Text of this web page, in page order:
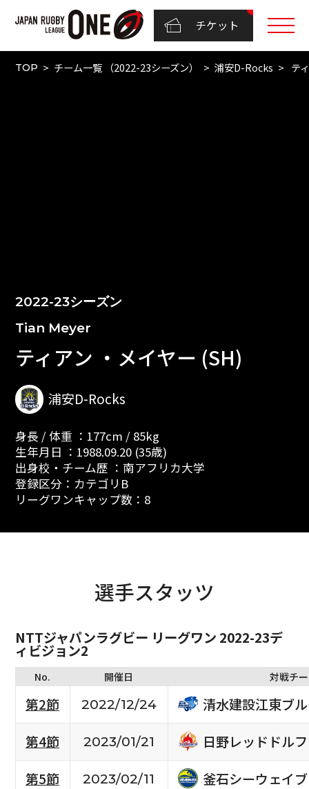
チケット
TOP チーム一覧 （2022-23シーズン） 浦安D-Rocks テ
2022-23シーズン
Tian Meyer
ティアン ・メイヤー (SH)
浦安D-Rocks
身長 / 体重 ：177cm / 85kg
生年月日 ：1988.09.20 (35歳)
出身校・チーム歴 ：南アフリカ大学
登録区分：カテゴリB
リーグワンキャップ数：8
選手スタッツ
NTTジャパンラグビー リーグワン 2022-23デ
ィビジョン2
No. 開催日 対戦チ
第2節 2022/12/24
清水建設江東ブ
第4節
2023/01/21
日野レッドドル
第5節
2023/02/11
釜石シーウェイ